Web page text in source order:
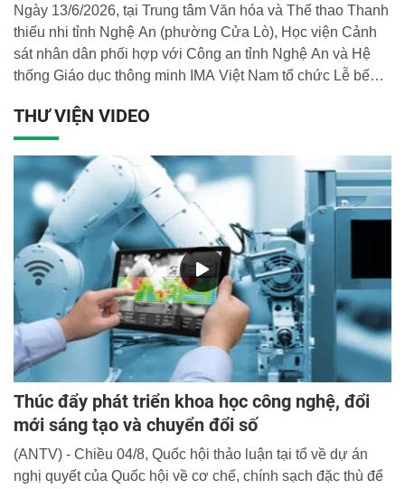
Ngày 13/6/2026, tại Trung tâm Văn hóa và Thể thao Thanh
thiếu nhi tỉnh Nghệ An (phường Cửa Lò), Học viện Cảnh
sát nhân dân phối hợp với Công an tỉnh Nghệ An và Hệ
thống Giáo dục thông minh IMA Việt Nam tổ chức Lễ bế
với chủ đề "Thép đã tôi thế đấy".
THƯ VIỆN VIDEO
Thúc đẩy phát triển khoa học công nghệ, đổi
mới sáng tạo và chuyển đổi số
(ANTV) - Chiều 04/8, Quốc hội thảo luận tại tổ về dự án
nghị quyết của Quốc hội về cơ chế, chính sạch đặc thù để